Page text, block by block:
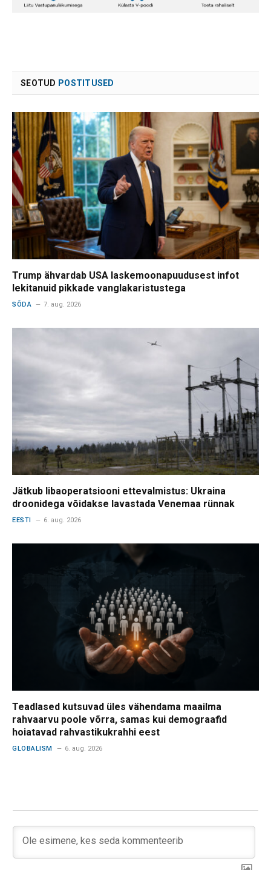
SEOTUD POSTITUSED
Trump ähvardab USA laskemoonapuudusest infot
lekitanuid pikkade vanglakaristustega
SÕDA 7. aug. 2026
Jätkub libaoperatsiooni ettevalmistus: Ukraina
droonidega võidakse lavastada Venemaa rünnak
EESTI 6. aug. 2026
Teadlased kutsuvad üles vähendama maailma
rahvaarvu poole võrra, samas kui demograafid
hoiatavad rahvastikukrahhi eest
GLOBALISM 6. aug. 2026